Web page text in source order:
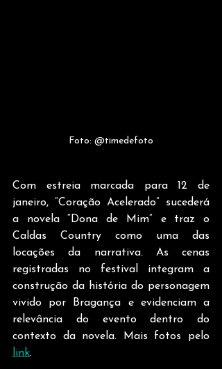
Foto: @timedefoto
Com estreia marcada para 12 de
janeiro, “Coração Acelerado” sucederá
a novela “Dona de Mim” e traz o
Caldas Country como uma das
locações da narrativa. As cenas
registradas no festival integram a
construção da história do personagem
vivido por Bragança e evidenciam a
relevância do evento dentro do
link.